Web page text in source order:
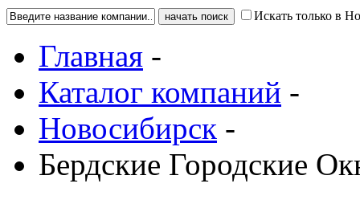
Искать только в
Главная -
Каталог компаний -
Новосибирск -
Бердские Городские